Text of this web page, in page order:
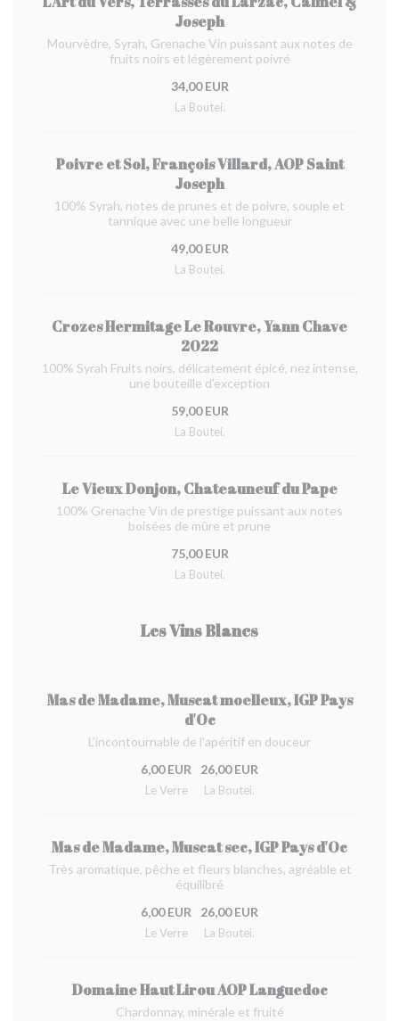
Joseph
Mourvèdre, Syrah, Grenache Vin puissant aux notes de
fruits noirs et légèrement poivré
34,00 EUR
La Boutei.
Poivre et Sol, François Villard, AOP Saint
Joseph
100% Syrah, notes de prunes et de poivre, souple et
tannique avec une belle longueur
49,00 EUR
La Boutei.
Crozes Hermitage Le Rouvre, Yann Chave
2022
100% Syrah Fruits noirs, délicatement épicé, nez intense,
une bouteille d'exception
59,00 EUR
La Boutei.
Le Vieux Donjon, Chateauneuf du Pape
100% Grenache Vin de prestige puissant aux notes
boisées de mûre et prune
75,00 EUR
La Boutei.
Les Vins Blancs
Mas de Madame, Muscat moelleux, IGP Pays
d'Oc
L'incontournable de l'apéritif en douceur
6,00 EUR
Le Verre
26,00 EUR
La Boutei.
Mas de Madame, Muscat sec, IGP Pays d'Oc
Très aromatique, pêche et fleurs blanches, agréable et
équilibré
6,00 EUR
Le Verre
26,00 EUR
La Boutei.
Domaine Haut Lirou AOP Languedoc
Chardonnay, minérale et fruité